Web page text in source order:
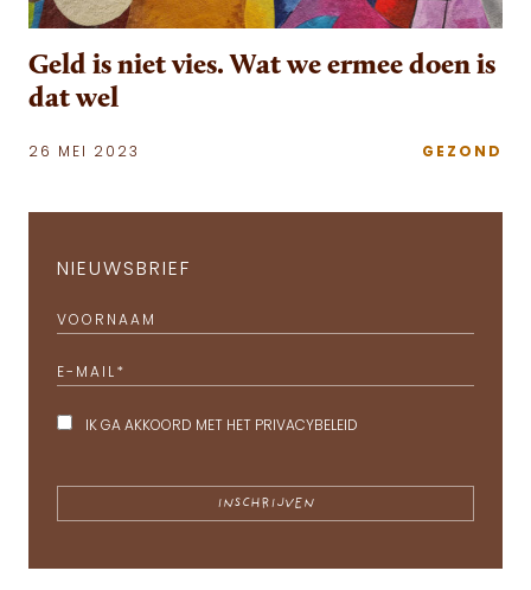
Geld is niet vies. Wat we ermee doen is
dat wel
26 MEI 2023 GEZOND
NIEUWSBRIEF
VOORNAAM
E-MAIL *
IK GA AKKOORD MET HET PRIVACYBELEID